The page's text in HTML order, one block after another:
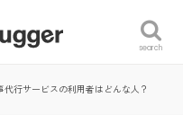
search
代行サービスの利用者はどんな人？